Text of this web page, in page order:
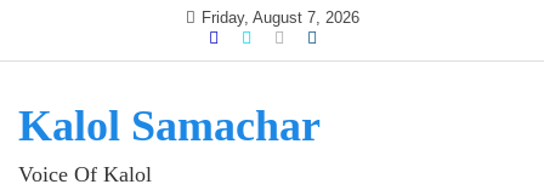
Friday, August 7, 2026
Kalol Samachar
Voice Of Kalol